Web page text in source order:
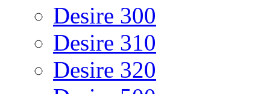
Desire 300
Desire 310
Desire 320